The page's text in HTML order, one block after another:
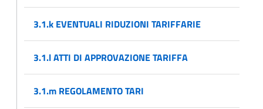
3.1.k EVENTUALI RIDUZIONI TARIFFARIE
3.1.l ATTI DI APPROVAZIONE TARIFFA
3.1.m REGOLAMENTO TARI